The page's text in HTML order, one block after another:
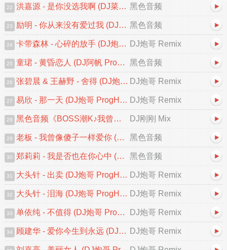
22 洪嘉源 - 是你没选我啊 (DJ菜仔 ProgHouse Remix 2026) 黑色音频
23 励明 - 你从来没有爱过我 (DJ阿贵 ProgHouse Remix 2026) 黑色音频
24 卡带森林 - 心碎的放手 (DJ炮哥 ProgHouse Remix 2026) DJ炮哥 Remix
25 童珺 - 黄昏恋人 (DJ阿帆 ProgHouse Remix 2026) 粤语 黑色音频
26 张碧晨 & 王赫野 - 舍得 (DJ炮哥 ProgHouse Remix 2026) DJ炮哥 Remix
27 易欣 - 那一天 (DJ炮哥 ProgHouse Remix 2026) DJ炮哥 Remix
28 黑色音频《BOSS潮K♪我曾像傻子一样爱你♪中文跳舞大碟V2》DJ刚刚 Mix DJ刚刚 Mix
29 老板 - 我曾像傻子一样爱你 (DJ阿贵 ProgHouse 2026 Remix) 黑色音频
30 郑莉莉 - 我是否也在你心中 (DJ阿贵 ProgHouse 2026 Remix) 黑色音频
31 大头针 - 出卖 (DJ炮哥 ProgHouse Remix 2026) DJ炮哥 Remix
32 大头针 - 泪海 (DJ炮哥 ProgHouse Remix 2026) DJ炮哥 Remix
33 单依纯 - 不值得 (DJ炮哥 ProgHouse Remix 2026) DJ炮哥 Remix
34 顾建华 - 爱你今生到永远 (DJ炮哥 ProgHouse Remix 2026) DJ炮哥 Remix